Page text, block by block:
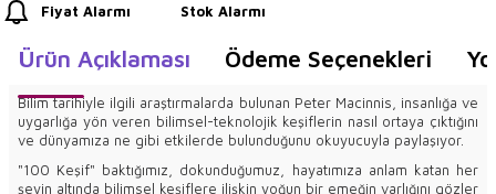
Fiyat Alarmı Stok Alarmı
Ürün Açıklaması Ödeme Seçenekleri
Bilim tarihiyle ilgili araştırmalarda bulunan Peter Macinnis, insanlığa ve
uygarlığa yön veren bilimsel-teknolojik keşiflerin nasıl ortaya çıktığını
ve dünyamıza ne gibi etkilerde bulunduğunu okuyucuyla paylaşıyor.
"100 Keşif" baktığımız, dokunduğumuz, hayatımıza anlam katan her
şeyin altında bilimsel keşiflere ilişkin yoğun bir emeğin varlığını gözler